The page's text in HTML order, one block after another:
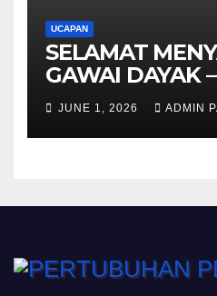
UCAPAN
SELAMAT
GAWAI DAYAK
GERAI NYAMAI
JUNE 1, 2026 ADMIN